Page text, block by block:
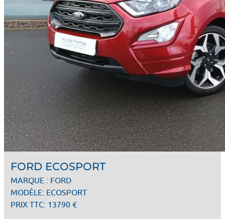
FORD ECOSPORT
MARQUE : FORD
MODÈLE: ECOSPORT
PRIX TTC: 13790 €